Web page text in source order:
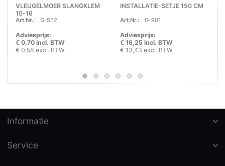
VLEUGELMOER SLANGKLEM
10-16
Art.Nr.: G-552
Adviesprijs:
€ 0,70 incl. BTW
€ 0,58 excl. BTW
INSTALLATIE-SETJE 150 CM
Art.Nr.: G-901
Adviesprijs:
€ 16,25 incl. BTW
€ 13,43 excl. BTW
Informatie
Service